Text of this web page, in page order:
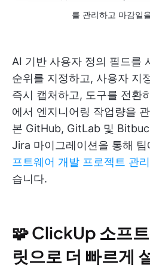
를 관리하고 마감일
AI 기반 사용자 정의 필드를
순위를 지정하고, 사용자 지
즉시 캡처하고, 도구를 전환
에서 엔지니어링 작업량을
본 GitHub, GitLab 및
Jira 마이그레이션을 통해
프트웨어 개발 프로젝트 관리
습니다.
🧩 ClickUp 소프
릿으로 더 빠르게